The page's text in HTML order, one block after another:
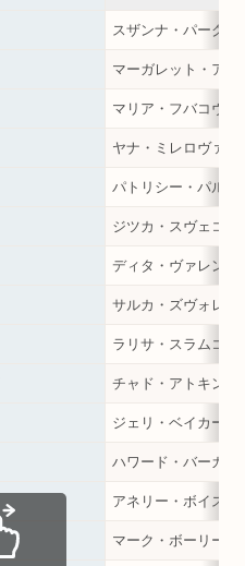
スザンナ・パーク
マーガレット・ア
マリア・フバコヴァ
ヤナ・ミレロヴァ
パトリシー・パルマ
ジツカ・スヴェコワ
ディタ・ヴァレンテ
サルカ・ズヴォレン
ラリサ・スラムコワ
チャド・アトキンソ
ジェリ・ベイカー
ハワード・バーガー
アネリー・ボイス
マーク・ボーリー